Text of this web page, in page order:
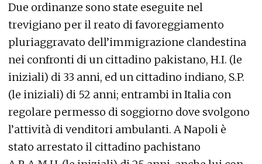
Due ordinanze sono state eseguite nel
trevigiano per il reato di favoreggiamento
pluriaggravato dell’immigrazione clandestina
nei confronti di un cittadino pakistano, H.I. (le
iniziali) di 33 anni, ed un cittadino indiano, S.P.
(le iniziali) di 52 anni; entrambi in Italia con
regolare permesso di soggiorno dove svolgono
l’attività di venditori ambulanti. A Napoli è
stato arrestato il cittadino pachistano